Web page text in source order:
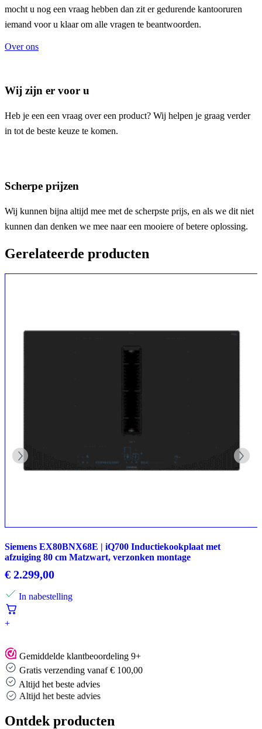
mocht u nog een vraag hebben dan zit er gedurende kantooruren
iemand voor u klaar om alle vragen te beantwoorden.
Over ons
Wij zijn er voor u
Heb je een een vraag over een product? Wij helpen je graag verder
in tot de beste keuze te komen.
Scherpe prijzen
Wij kunnen bijna altijd mee met de scherpste prijs, en als we dit niet
kunnen dan denken we mee naar een mooiere of betere oplossing.
Gerelateerde producten
Siemens EX80BNX68E | iQ700 Inductiekookplaat met
afzuiging 80 cm Matzwart, verzonken montage
€ 2.299,00
In nabestelling
+
Gemiddelde klantbeoordeling 9+
Gratis verzending vanaf € 100,00
Altijd het beste advies
Altijd het beste advies
Ontdek producten